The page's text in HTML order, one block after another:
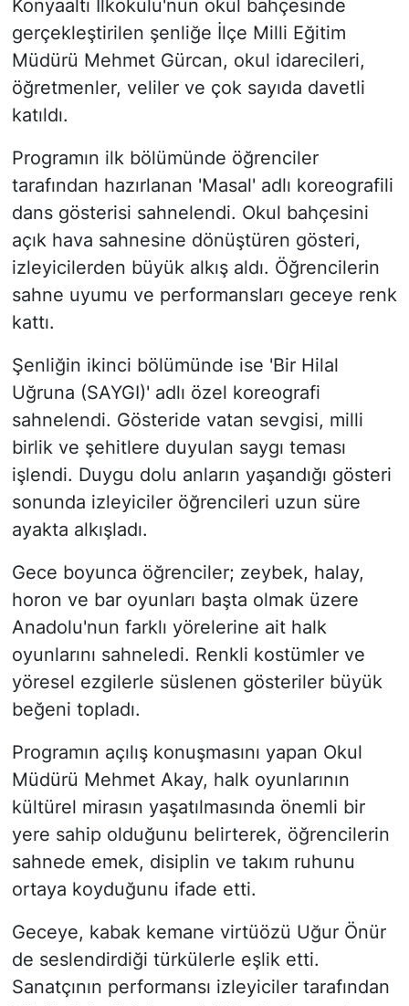
Konyaaltı İlkokulu'nun okul bahçesinde
gerçekleştirilen şenliğe İlçe Milli Eğitim
Müdürü Mehmet Gürcan, okul idarecileri,
öğretmenler, veliler ve çok sayıda davetli
katıldı.
Programın ilk bölümünde öğrenciler
tarafından hazırlanan 'Masal' adlı koreografili
dans gösterisi sahnelendi. Okul bahçesini
açık hava sahnesine dönüştüren gösteri,
izleyicilerden büyük alkış aldı. Öğrencilerin
sahne uyumu ve performansları geceye renk
kattı.
Şenliğin ikinci bölümünde ise 'Bir Hilal
Uğruna (SAYGI)' adlı özel koreografi
sahnelendi. Gösteride vatan sevgisi, milli
birlik ve şehitlere duyulan saygı teması
işlendi. Duygu dolu anların yaşandığı gösteri
sonunda izleyiciler öğrencileri uzun süre
ayakta alkışladı.
Gece boyunca öğrenciler; zeybek, halay,
horon ve bar oyunları başta olmak üzere
Anadolu'nun farklı yörelerine ait halk
oyunlarını sahneledi. Renkli kostümler ve
yöresel ezgilerle süslenen gösteriler büyük
beğeni topladı.
Programın açılış konuşmasını yapan Okul
Müdürü Mehmet Akay, halk oyunlarının
kültürel mirasın yaşatılmasında önemli bir
yere sahip olduğunu belirterek, öğrencilerin
sahnede emek, disiplin ve takım ruhunu
ortaya koyduğunu ifade etti.
Geceye, kabak kemane virtüözü Uğur Önür
de seslendirdiği türkülerle eşlik etti.
Sanatçının performansı izleyiciler tarafından